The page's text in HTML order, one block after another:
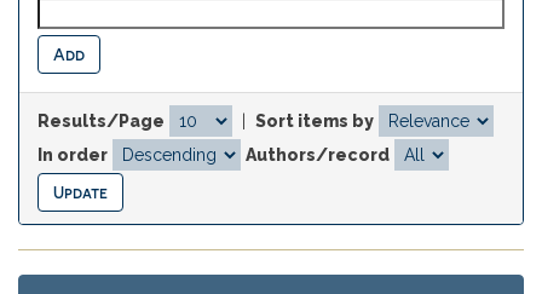
Results/Page
Sort items by
In order
Authors/record